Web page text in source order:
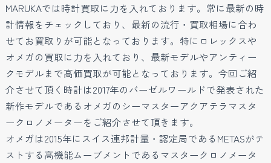
MARUKAでは時計買取に力を入れております。常に最新の時
計情報をチェックしており、最新の流行・買取相場に合わ
せてお買取りが可能となっております。特にロレックスや
オメガの買取に力を入れており、最新モデルやアンティー
クモデルまで高価買取が可能となっております。今回ご紹
介させて頂く時計は2017年のバーゼルワールドで発表された
新作モデルであるオメガのシーマスターアクアテラマスタ
ークロノメーターをご紹介させて頂きます。
オメガは2015年にスイス連邦計量・認定局であるMETASがテ
ストする高機能ムーブメントであるマスタークロノメータ